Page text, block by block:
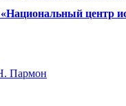
центр
Пармон